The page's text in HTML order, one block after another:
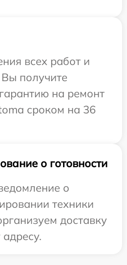
всех работ и
получите
на ремонт
сроком на 36
о готовности
о
техники
доставку